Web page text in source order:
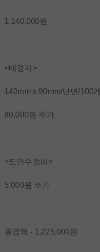
1,140,000원
<배경지>
140mm x 90mm/단면/100개
80,000원 추가
<도안수정비>
5,000원 추가
총금액 - 1,225,000원